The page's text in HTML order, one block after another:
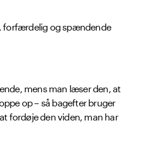
forfærdelig og spændende
mens man læser den, at
op – så bagefter bruger
fordøje den viden, man har